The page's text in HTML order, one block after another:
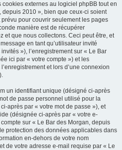
externes au logiciel phpBB tout en
2010 », bien que ceux-ci soient
pour couvrir seulement les pages
manière est de récupérer
et que nous collectons. Ceci peut être, et
en tant qu’utilisateur invité
»), l’enregistrement sur « Le Bar
ici par « votre compte ») et les
et lors d’une connexion
un identifiant unique (désigné ci-après
de passe personnel utilisé pour la
après par « votre mot de passe »), et
(désignée ci-après par « votre e-
sur « Le Bar des Morgan, depuis
protection des données applicables dans
en-dehors de votre nom
de votre adresse e-mail requise par « Le